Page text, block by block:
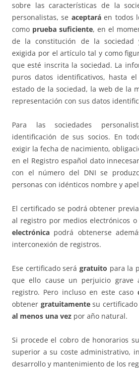
sobre las características de la
personalistas, se aceptaráen todos
como prueba suficiente, en el
de la constitución de la sociedad
exigida por el artículo tal y como
que esté inscrita la sociedad. La
puros datos identificativos, hasta
estado de la sociedad, la web de la
representación con sus datos
Para las sociedades
identificación de sus socios. En
exigir la fecha de nacimiento,
en el Registro español dato
con el número del DNI se
personas con idénticos nombre y
El certificado se podrá obtener
al registro por medios electrónicos
electrónica podrá obtenerse
interconexión de registros.
Ese certificado será gratuito para la
que ello cause un perjuicio grave
registro. Pero incluso en este caso
obtener gratuitamentesu certificado
al menos una vez por año natural.
Si procede el cobro de honorarios
superior a su coste administrativo,
desarrollo y mantenimiento de los